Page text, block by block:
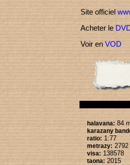
Site officiel
Acheter le
Voir en VOD
halavana: 84
karazany
ratio: 1:77
metrazy: 2792
visa: 138578
taona: 2015